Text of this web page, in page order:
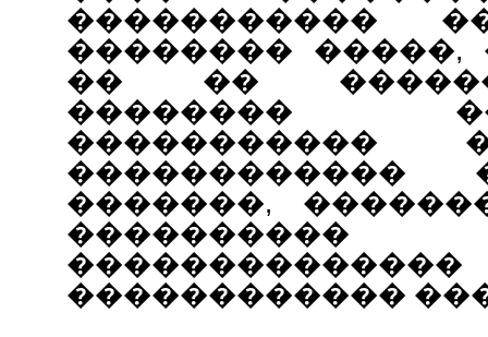
�����������
�������� �����,
�� ��
��������
�����������
������������
�������,
������������